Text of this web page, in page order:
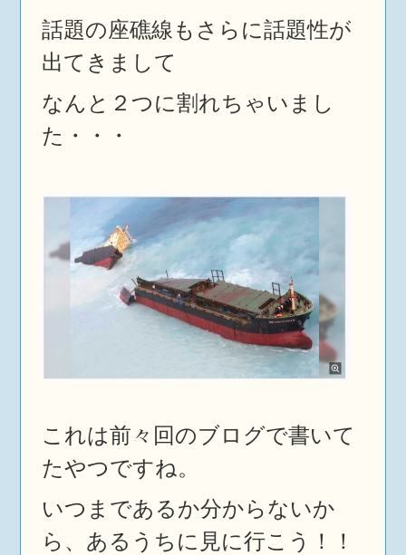
話題の座礁線もさらに話題性が
出てきまして
なんと２つに割れちゃいまし
た・・・
これは前々回のブログで書いて
たやつですね。
いつまであるか分からないか
ら、あるうちに見に行こう！！